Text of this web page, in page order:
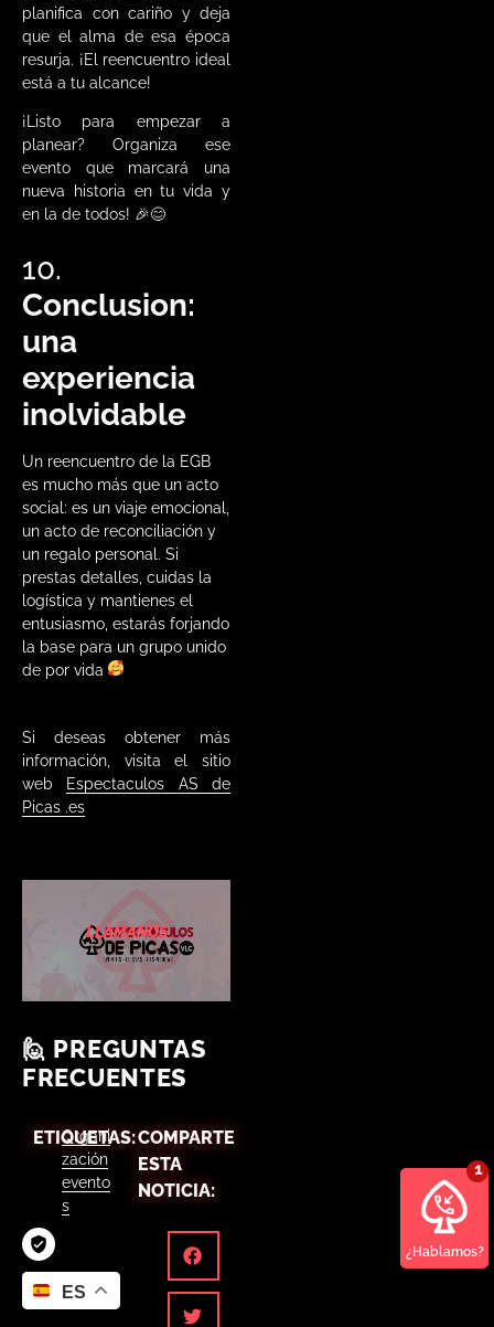
planifica con cariño y deja
que el alma de esa época
resurja. ¡El reencuentro ideal
está a tu alcance!
¡Listo para empezar a
planear? Organiza ese
evento que marcará una
nueva historia en tu vida y
en la de todos! 🎉😊
10.
Conclusion:
una
experiencia
inolvidable
Un reencuentro de la EGB
es mucho más que un acto
social: es un viaje emocional,
un acto de reconciliación y
un regalo personal. Si
prestas detalles, cuidas la
logística y mantienes el
entusiasmo, estarás forjando
la base para un grupo unido
de por vida
Si deseas obtener más
información, visita el sitio
web
Espectaculos AS de
Picas .es
LLÁMANOS
🙋 PREGUNTAS
FRECUENTES
ETIQUETAS:
Organi
zación
evento
s
COMPARTE
ESTA
NOTICIA:
¿Hablamos?
ES